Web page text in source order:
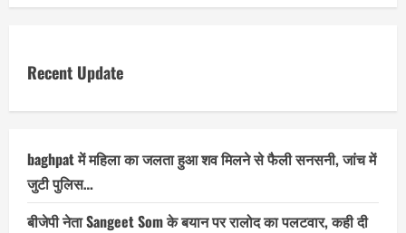
Recent Update
baghpat में महिला का जलता हुआ शव मिलने से फैली सनसनी, जांच में
जुटी पुलिस…
बीजेपी नेता Sangeet Som के बयान पर रालोद का पलटवार, कही दी